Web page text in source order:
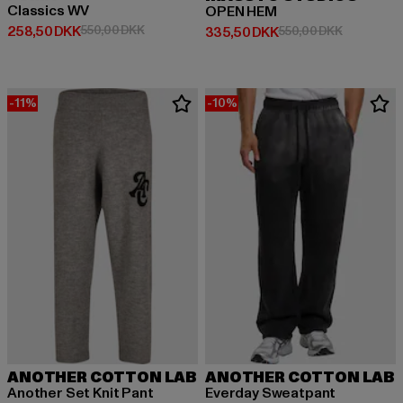
Classics WV
258,50 DKK
Nuværende pris: 258,50 DKK
550,00 DKKKampagnepris: 550,00 DKK
OPEN HEM
335,50 DKK
Nuværende pris: 335,50 DKK
550,00 DKK
-11%
ANOTHER COTTON LAB
Another Set Knit Pant
-10%
ANOTHER COTTON LAB
Everday Sweatpant